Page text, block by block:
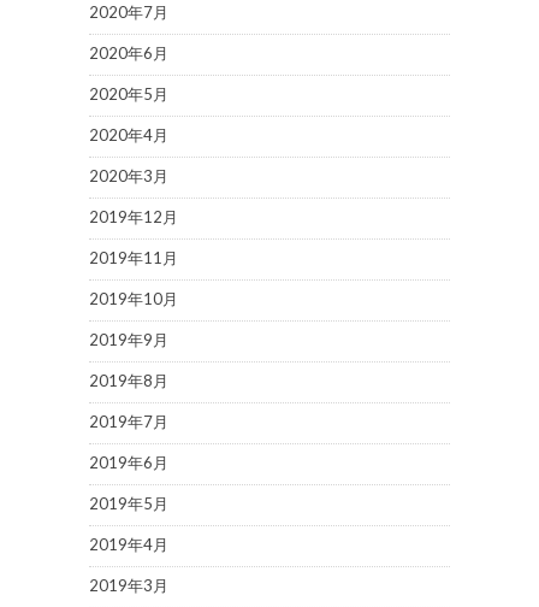
2020年7月
2020年6月
2020年5月
2020年4月
2020年3月
2019年12月
2019年11月
2019年10月
2019年9月
2019年8月
2019年7月
2019年6月
2019年5月
2019年4月
2019年3月